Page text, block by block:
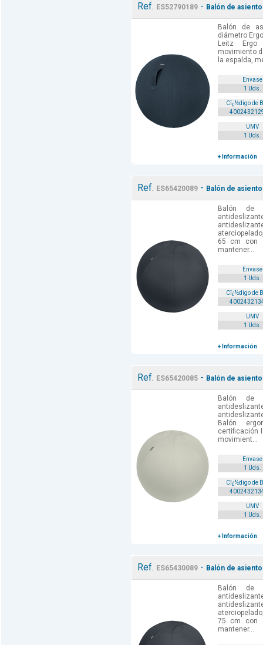
Ref. ES52790189- Balón de
Balón de
diámetro
Leitz
movimiento
la espalda,
Envase
1 Uds.
Cï¿½digo de
UMV
1 Uds.
+ Información
Ref. ES65420089- Balón de
Balón de
65 cm con
mantener...
Envase
1 Uds.
Cï¿½digo de
UMV
1 Uds.
+ Información
Ref. ES65420085- Balón de
Balón de
Balón
certificación
movimient...
Envase
1 Uds.
Cï¿½digo de
UMV
1 Uds.
+ Información
Ref. ES65430089- Balón de
Balón de
75 cm con
mantener...